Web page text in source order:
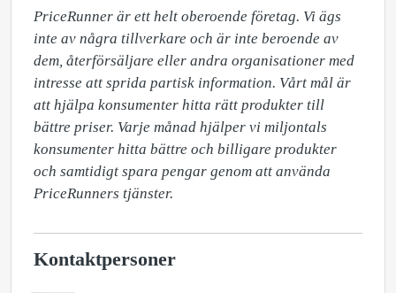
PriceRunner är ett helt oberoende företag. Vi ägs
inte av några tillverkare och är inte beroende av
dem, återförsäljare eller andra organisationer med
intresse att sprida partisk information. Vårt mål är
att hjälpa konsumenter hitta rätt produkter till
bättre priser. Varje månad hjälper vi miljontals
konsumenter hitta bättre och billigare produkter
och samtidigt spara pengar genom att använda
PriceRunners tjänster.
Kontaktpersoner